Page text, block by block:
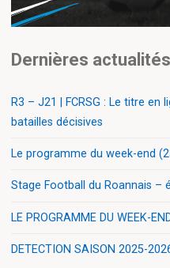
Dernières actualités
R3 – J21 | FCRSG : Le titre en
batailles décisives
Le programme du week-end
Stage Football du Roannais –
LE PROGRAMME DU WEEK-
DETECTION SAISON 2025-